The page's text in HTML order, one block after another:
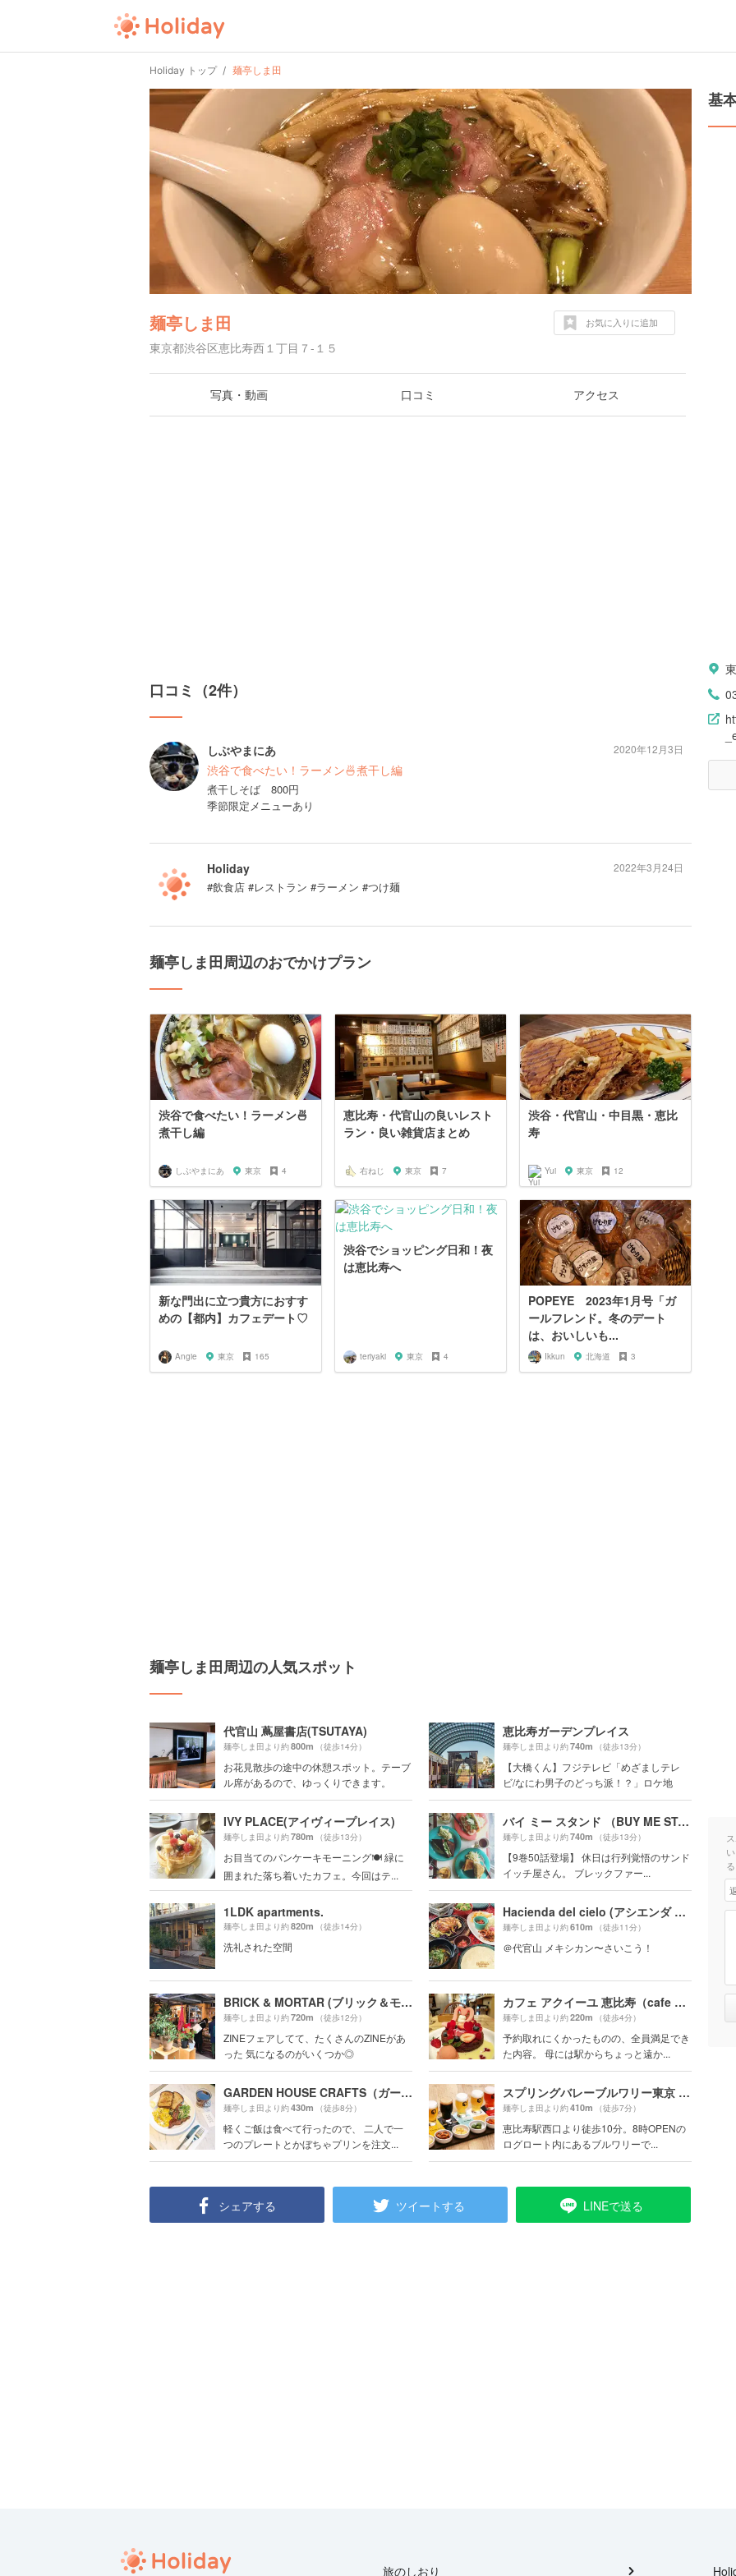
Holiday トップ 麺亭しま田
麺亭しま田
東京都渋谷区恵比寿西１丁目７-１５
お気に入りに追加
写真・動画 口コミ アクセス
口コミ（2件）
しぶやまにあ
渋谷で食べたい！ラーメン🍜煮干し編
煮干しそば 800円
季節限定メニューあり
2020年12月3日
Holiday
#飲食店 #レストラン #ラーメン #つけ麺
2022年3月24日
麺亭しま田周辺のおでかけプラン
渋谷で食べたい！ラーメン🍜
煮干し編
しぶやまにあ 東京 4
恵比寿・代官山の良いレスト
ラン・良い雑貨店まとめ
右ねじ 東京 7
渋谷・代官山・中目黒・恵比
寿
Yui 東京 12
新な門出に立つ貴方におすす
めの【都内】カフェデート♡
Angie 東京 165
渋谷でショッピング日和！夜
は恵比寿へ
teriyaki 東京 4
POPEYE 2023年1月号「ガ
ールフレンド。冬のデート
は、おいしいも...
Ikkun 北海道 3
麺亭しま田周辺の人気スポット
代官山 蔦屋書店(TSUTAYA)
麺亭しま田より約800m （徒歩14分）
お花見散歩の途中の休憩スポット。テーブ
ル席があるので、ゆっくりできます。
恵比寿ガーデンプレイス
麺亭しま田より約740m （徒歩13分）
【大橋くん】フジテレビ「めざましテレ
ビ/なにわ男子のどっち派！？」ロケ地
IVY PLACE(アイヴィープレイス)
麺亭しま田より約780m （徒歩13分）
お目当てのパンケーキモーニング🍽 緑に
囲まれた落ち着いたカフェ。今回はテ...
バイ ミー スタンド （BUY ME STAND）
麺亭しま田より約740m （徒歩13分）
【9巻50話登場】 休日は行列覚悟のサンド
イッチ屋さん。 ブレックファー...
1LDK apartments.
麺亭しま田より約820m （徒歩14分）
洗礼された空間
Hacienda del cielo (アシエンダ デル シエロ)
麺亭しま田より約610m （徒歩11分）
＠代官山 メキシカン〜さいこう！
BRICK & MORTAR (ブリック＆モルタル) 中目黒本店
麺亭しま田より約720m （徒歩12分）
ZINEフェアしてて、たくさんのZINEがあ
った 気になるのがいくつか◎
カフェ アクイーユ 恵比寿（cafe accueil）
麺亭しま田より約220m （徒歩4分）
予約取れにくかったものの、全員満足でき
た内容。 母には駅からちょっと遠か...
GARDEN HOUSE CRAFTS（ガーデンハウス クラフツ）
麺亭しま田より約430m （徒歩8分）
軽くご飯は食べて行ったので、 二人で一
つのプレートとかぼちゃプリンを注文...
スプリングバレーブルワリー東京 （SPRING VALLEY BREWERY TOKYO）
麺亭しま田より約410m （徒歩7分）
恵比寿駅西口より徒歩10分。8時OPENの
ログロート内にあるブルワリーで...
シェアする ツイートする LINEで送る
基
旅のしおり